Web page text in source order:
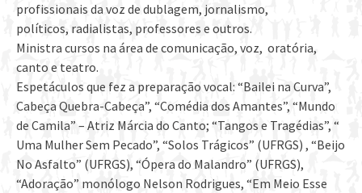
profissionais da voz de dublagem, jornalismo,
políticos, radialistas, professores e outros.
Ministra cursos na área de comunicação, voz, oratória,
canto e teatro.
Espetáculos que fez a preparação vocal: “Bailei na Curva”,
Cabeça Quebra-Cabeça”, “Comédia dos Amantes”, “Mundo
de Camila” – Atriz Márcia do Canto; “Tangos e Tragédias”, “
Uma Mulher Sem Pecado”, “Solos Trágicos” (UFRGS) , “Beijo
No Asfalto” (UFRGS), “Ópera do Malandro” (UFRGS),
“Adoração” monólogo Nelson Rodrigues, “Em Meio Esse